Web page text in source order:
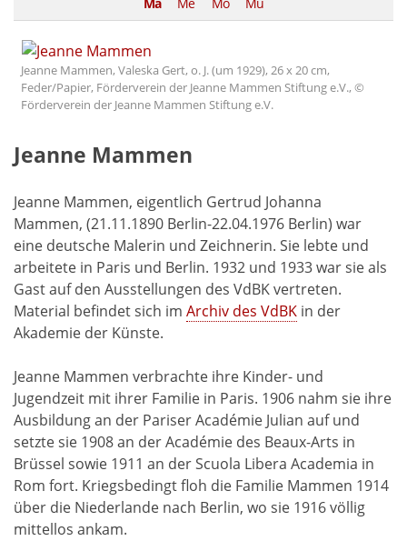
Jeanne Mammen, Valeska Gert, o. J. (um 1929), 26 x 20 cm,
Feder/Papier, Förderverein der Jeanne Mammen Stiftung e.V., ©
Förderverein der Jeanne Mammen Stiftung e.V.
Jeanne Mammen
Jeanne Mammen, eigentlich Gertrud Johanna
Mammen, (21.11.1890 Berlin-22.04.1976 Berlin) war
eine deutsche Malerin und Zeichnerin. Sie lebte und
arbeitete in Paris und Berlin. 1932 und 1933 war sie als
Gast auf den Ausstellungen des VdBK vertreten.
Material befindet sich im Archiv des VdBK in der
Akademie der Künste.
Jeanne Mammen verbrachte ihre Kinder- und
Jugendzeit mit ihrer Familie in Paris. 1906 nahm sie ihre
Ausbildung an der Pariser Académie Julian auf und
setzte sie 1908 an der Académie des Beaux-Arts in
Brüssel sowie 1911 an der Scuola Libera Academia in
Rom fort. Kriegsbedingt floh die Familie Mammen 1914
über die Niederlande nach Berlin, wo sie 1916 völlig
mittellos ankam.